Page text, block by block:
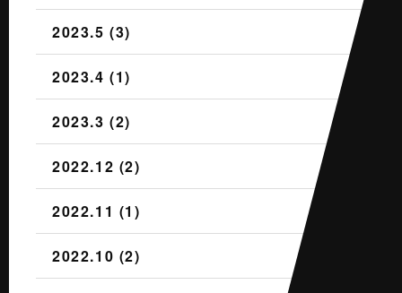
2023.5 (3)
2023.4 (1)
2023.3 (2)
2022.12 (2)
2022.11 (1)
2022.10 (2)